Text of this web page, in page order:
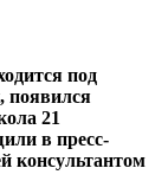
под
появился
21
в пресс-
консультантом